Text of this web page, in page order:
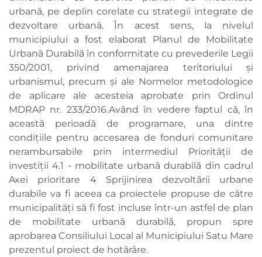
urbană, pe deplin corelate cu strategii integrate de
dezvoltare urbană. În acest sens, la nivelul
municipiului a fost elaborat Planul de Mobilitate
Urbană Durabilă în conformitate cu prevederile Legii
350/2001, privind amenajarea teritoriului şi
urbanismul, precum şi ale Normelor metodologice
de aplicare ale acesteia aprobate prin Ordinul
MDRAP nr. 233/2016.Având în vedere faptul că, în
această perioadă de programare, una dintre
condiţiile pentru accesarea de fonduri comunitare
nerambursabile prin intermediul Priorităţii de
investiţii 4.1 - mobilitate urbană durabilă din cadrul
Axei prioritare 4 Sprijinirea dezvoltării urbane
durabile va fi aceea ca proiectele propuse de către
municipalităţi să fi fost incluse într-un astfel de plan
de mobilitate urbană durabilă, propun spre
aprobarea Consiliului Local al Municipiului Satu Mare
prezentul proiect de hotărâre.